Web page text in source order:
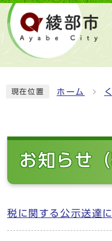
現在位置 ホーム
お知らせ
税に関する公示送達